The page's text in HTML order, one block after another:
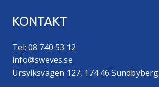
KONTAKT
Tel: 08 740 53 12
info@sweves.se
Ursviksvägen 127, 174 46 Sundbyberg